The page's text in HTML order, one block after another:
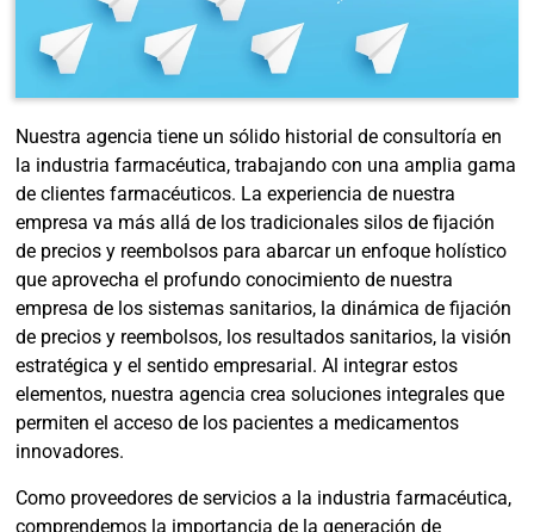
Nuestra agencia tiene un sólido historial de consultoría en
la industria farmacéutica, trabajando con una amplia gama
de clientes farmacéuticos. La experiencia de nuestra
empresa va más allá de los tradicionales silos de fijación
de precios y reembolsos para abarcar un enfoque holístico
que aprovecha el profundo conocimiento de nuestra
empresa de los sistemas sanitarios, la dinámica de fijación
de precios y reembolsos, los resultados sanitarios, la visión
estratégica y el sentido empresarial. Al integrar estos
elementos, nuestra agencia crea soluciones integrales que
permiten el acceso de los pacientes a medicamentos
innovadores.
Como proveedores de servicios a la industria farmacéutica,
comprendemos la importancia de la generación de